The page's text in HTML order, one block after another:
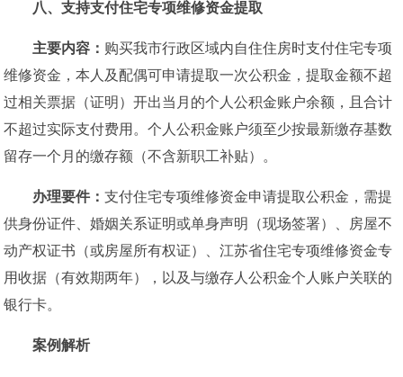
八、支持支付住宅专项维修资金提取
主要内容： 购买我市行政区域内自住住房时支付住宅专项
维修资金，本人及配偶可申请提取一次公积金，提取金额不超
过相关票据（证明）开出当月的个人公积金账户余额，且合计
不超过实际支付费用。个人公积金账户须至少按最新缴存基数
留存一个月的缴存额（不含新职工补贴）。
办理要件：支付住宅专项维修资金申请提取公积金，需提
供身份证件、婚姻关系证明或单身声明（现场签署）、房屋不
动产权证书（或房屋所有权证）、江苏省住宅专项维修资金专
用收据（有效期两年），以及与缴存人公积金个人账户关联的
银行卡。
案例解析